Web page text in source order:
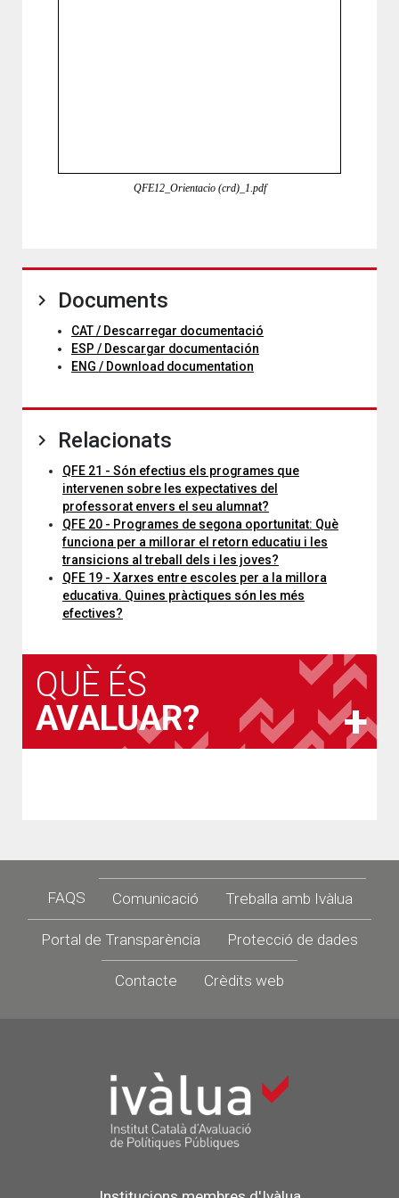
QFE12_Orientacio (crd)_1.pdf
Documents
CAT / Descarregar documentació
ESP / Descargar documentación
ENG / Download documentation
Relacionats
QFE 21 - Són efectius els programes que
intervenen sobre les expectatives del
professorat envers el seu alumnat?
QFE 20 - Programes de segona oportunitat: Què
funciona per a millorar el retorn educatiu i les
transicions al treball dels i les joves?
QFE 19 - Xarxes entre escoles per a la millora
educativa. Quines pràctiques són les més
efectives?
QUÈ ÉS
AVALUAR?
Footer
FAQS Comunicació Treballa amb Ivàlua
Portal de Transparència Protecció de dades
Contacte Crèdits web